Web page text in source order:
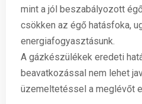
mint a jól beszabályozott
csökken az égő hatásfoka,
energiafogyasztásunk.
A gázkészülékek eredeti
beavatkozással nem lehet
üzemeltetéssel a meglévőt